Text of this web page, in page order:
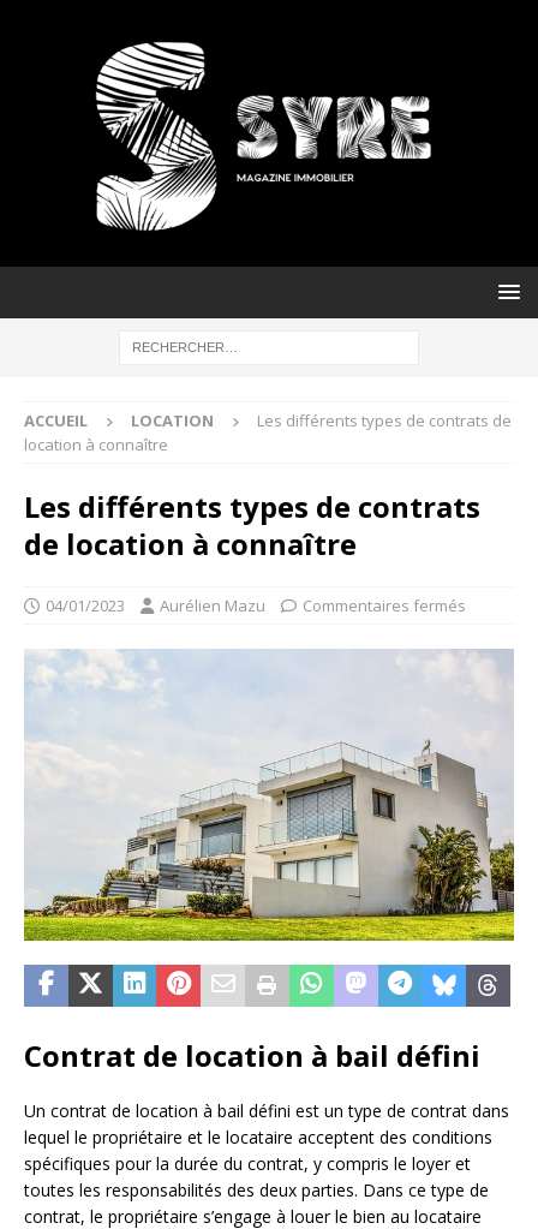
ACCUEIL LOCATION
Les différents types de contrats de
location à connaître
Les différents types de contrats
de location à connaître
04/01/2023 Aurélien Mazu Commentaires fermés
Contrat de location à bail défini
Un contrat de location à bail défini est un type de contrat dans
lequel le propriétaire et le locataire acceptent des conditions
spécifiques pour la durée du contrat, y compris le loyer et
toutes les responsabilités des deux parties. Dans ce type de
contrat, le propriétaire s’engage à louer le bien au locataire